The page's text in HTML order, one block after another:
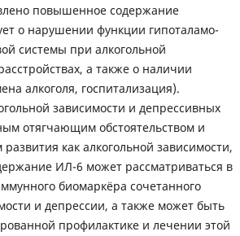
повышенное содержание
о нарушении функции гипоталамо-
системы при алкогольной
а также о наличии
алкоголя, госпитализация).
зависимости и депрессивных
отягчающим обстоятельством и
как алкогольной зависимости,
ИЛ-6 может рассматриваться в
биомаркёра сочетанного
и депрессии, а также может быть
профилактике и лечении этой